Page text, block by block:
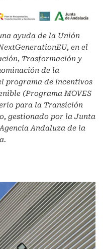
ayuda de la Unión
en el
Trasformación y
de la
programa de incentivos
(Programa MOVES
para la Transición
gestionado por la Junta
Andaluza de la